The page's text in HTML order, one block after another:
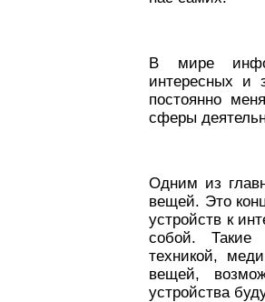
В мире
интересных и
постоянно
сферы
Одним из
вещей. Это
устройств к
собой. Такие
техникой,
вещей,
устройства